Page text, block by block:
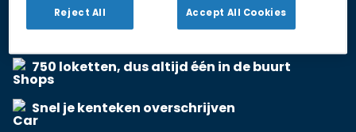
750 loketten, dus altijd één in de buurt
Snel je kenteken overschrijven
Reject All Accept All Cookies